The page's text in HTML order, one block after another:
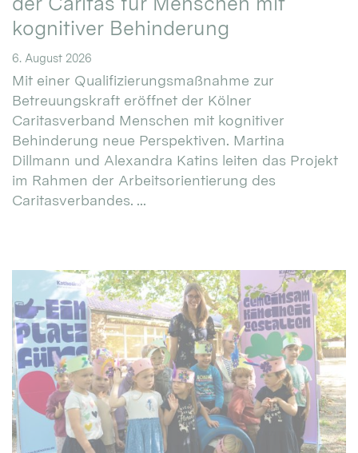
kognitiver Behinderung
6. August 2026
Mit einer Qualifizierungsmaßnahme zur
Betreuungskraft eröffnet der Kölner
Caritasverband Menschen mit kognitiver
Behinderung neue Perspektiven. Martina
Dillmann und Alexandra Katins leiten das Projekt
im Rahmen der Arbeitsorientierung des
Caritasverbandes. ...